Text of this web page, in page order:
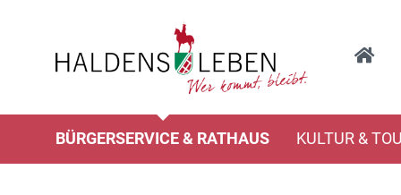
BÜRGERSERVICE & RATHAUS KULTUR &